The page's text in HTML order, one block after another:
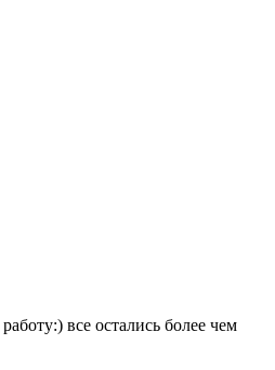
все остались более чем